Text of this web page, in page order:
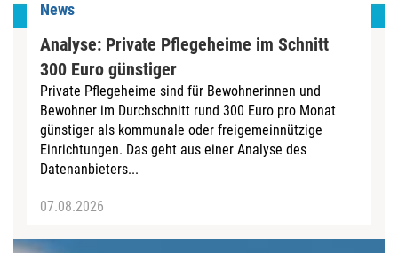
News
Analyse: Private Pflegeheime im Schnitt
300 Euro günstiger
Private Pflegeheime sind für Bewohnerinnen und
Bewohner im Durchschnitt rund 300 Euro pro Monat
günstiger als kommunale oder freigemeinnützige
Einrichtungen. Das geht aus einer Analyse des
Datenanbieters...
07.08.2026